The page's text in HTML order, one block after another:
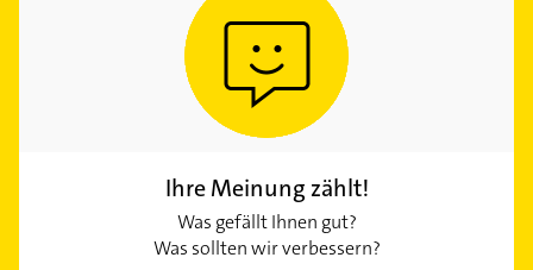
Ihre Meinung zählt!
Was gefällt Ihnen gut?
Was sollten wir verbessern?